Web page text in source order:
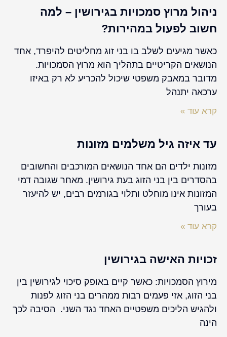
ניהול מרוץ סמכויות בגירושין – למה
חשוב לפעול במהירות?
כאשר מגיעים לשלב בו בני זוג מחליטים להיפרד, אחד
הנושאים הקריטיים בתהליך הוא מרוץ הסמכויות.
מדובר במאבק משפטי שיכול להכריע לא רק באיזו
ערכאה יתנהל
קרא עוד »
עד איזה גיל משלמים מזונות
מזונות ילדים הם אחד הנושאים המורכבים והחשובים
בהסדרים בין בני הזוג בעת גירושין. מאחר שגובה דמי
המזונות אינו מוחלט ותלוי בגורמים רבים, יש להיעזר
בעורך
קרא עוד »
זכויות האישה בגירושין
מירוץ הסמכויות: כאשר קיים באופק סיכוי לגירושין בין
בני הזוג, אזי פעמים רבות ממהרים בני הזוג לפנות
ולהגיש הליכים משפטיים האחד נגד השני. הסיבה לכך
הינה